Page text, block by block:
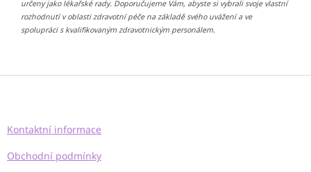
určeny jako lékařské rady. Doporučujeme Vám, abyste si vybrali svoje vlastní
rozhodnutí v oblasti zdravotní péče na základě svého uvážení a ve
spolupráci s kvalifikovaným zdravotnickým personálem.
Z
Kontaktní informace
Obchodní podmínky